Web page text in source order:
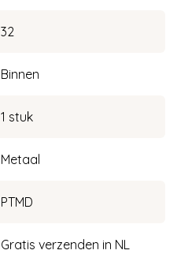
32
Binnen
1 stuk
Metaal
PTMD
Gratis verzenden in NL